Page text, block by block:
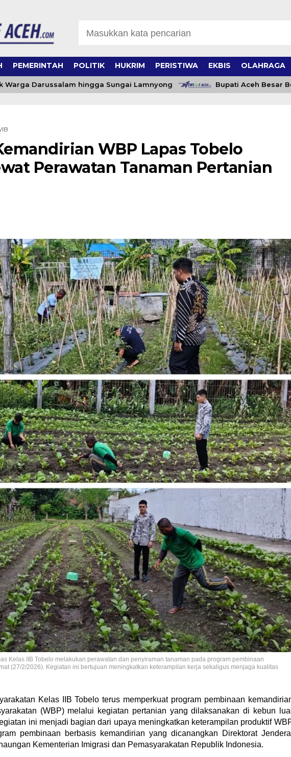
PEMERINTAH POLITIK HUKRIM PERISTIWA EKBIS OLAHRAGA
Darussalam hingga Sungai Lamnyong Bupati Aceh Besar Beri
WBP Lapas Tobelo
Perawatan Tanaman Pertanian
Kelas IIB Tobelo melakukan perawatan dan penyiraman tanaman pada program pembinaan
(27/2/2026). Kegiatan ini bertujuan meningkatkan keterampilan kerja sekaligus menjaga kualitas
Kelas IIB Tobelo terus memperkuat program pembinaan
(WBP) melalui kegiatan pertanian yang dilaksanakan di kebun
ini menjadi bagian dari upaya meningkatkan keterampilan produktif
pembinaan berbasis kemandirian yang dicanangkan Direktorat Jenderal
Kementerian Imigrasi dan Pemasyarakatan Republik Indonesia.